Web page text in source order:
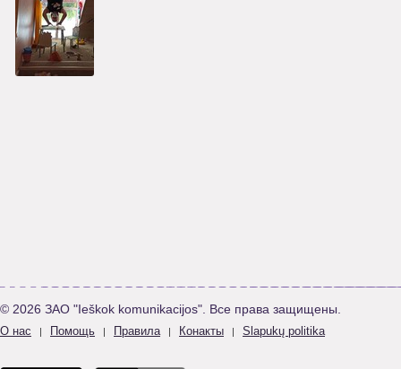
© 2026 ЗАО "Ieškok komunikacijos". Все права защищены.
О нас | Помощь | Правила | Конакты | Slapukų politika